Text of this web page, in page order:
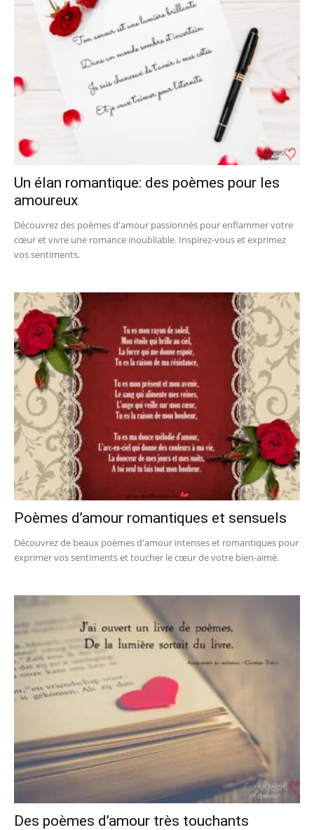
Un élan romantique: des poèmes pour les
amoureux
Découvrez des poèmes d'amour passionnés pour enflammer votre
cœur et vivre une romance inoubliable. Inspirez-vous et exprimez
vos sentiments.
Poèmes d’amour romantiques et sensuels
Découvrez de beaux poèmes d'amour intenses et romantiques pour
exprimer vos sentiments et toucher le cœur de votre bien-aimé.
Des poèmes d’amour très touchants